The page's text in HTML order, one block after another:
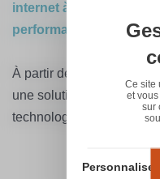
internet à l’image de
performant et facile à
À partir de 99,90 € HT /
une solution clé en
technologies françaises
Ce site
et
sur
Personnaliser